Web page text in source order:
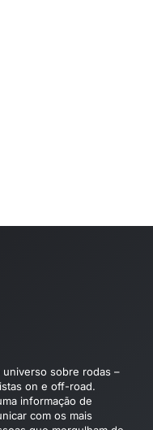
sobre rodas –
on e off-road.
informação de
com os mais